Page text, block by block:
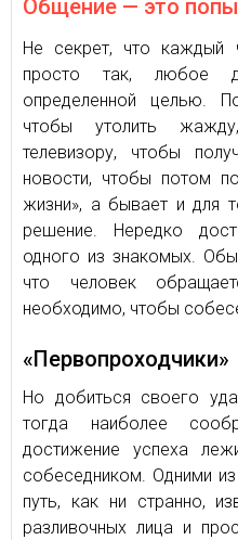
Общение — это
Не секрет, что каждый
просто так, любое
определенной целью.
чтобы утолить
телевизору, чтобы
новости, чтобы потом
жизни», а бывает и для
решение. Нередко
одного из знакомых.
что человек
необходимо, чтобы
«Первопроходчики»
Но добиться своего
тогда наиболее
достижение успеха
собеседником. Одними
путь, как ни странно,
разливочных лица и